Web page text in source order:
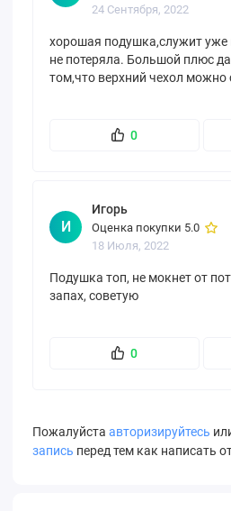
24 Сентября, 2022
хорошая подушка,служит
не потеряла. Большой плюс
том,что верхний чехол можно
0
И
Игорь
Оценка покупки 5.0
18 Июля, 2022
Подушка топ, не мокнет от
запах, советую
0
Пожалуйста авторизируйтесь
запись перед тем как написать